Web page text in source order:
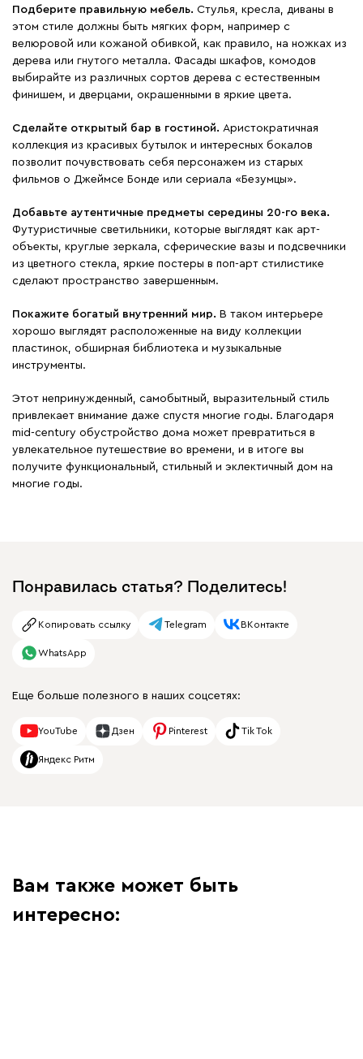
Подберите правильную мебель. Стулья, кресла, диваны в
этом стиле должны быть мягких форм, например с
велюровой или кожаной обивкой, как правило, на ножках из
дерева или гнутого металла. Фасады шкафов, комодов
выбирайте из различных сортов дерева с естественным
финишем, и дверцами, окрашенными в яркие цвета.
Сделайте открытый бар в гостиной. Аристократичная
коллекция из красивых бутылок и интересных бокалов
позволит почувствовать себя персонажем из старых
фильмов о Джеймсе Бонде или сериала «Безумцы».
Добавьте аутентичные предметы середины 20-го века.
Футуристичные светильники, которые выглядят как арт-
объекты, круглые зеркала, сферические вазы и подсвечники
из цветного стекла, яркие постеры в поп-арт стилистике
сделают пространство завершенным.
Покажите богатый внутренний мир. В таком интерьере
хорошо выглядят расположенные на виду коллекции
пластинок, обширная библиотека и музыкальные
инструменты.
Этот непринужденный, самобытный, выразительный стиль
привлекает внимание даже спустя многие годы. Благодаря
mid-century обустройство дома может превратиться в
увлекательное путешествие во времени, и в итоге вы
получите функциональный, стильный и эклектичный дом на
многие годы.
Понравилась статья? Поделитесь!
Копировать ссылку Telegram ВКонтакте
WhatsApp
Еще больше полезного в наших соцсетях:
YouTube Дзен Pinterest Tik Tok
Яндекс Ритм
Вам также может быть
интересно: